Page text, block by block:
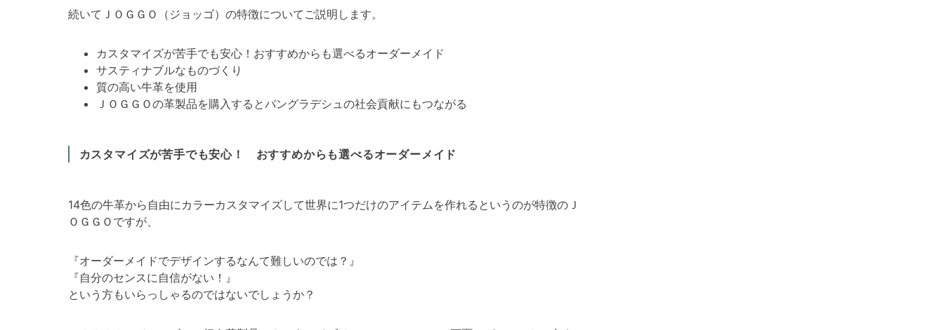
続いてＪＯＧＧＯ（ジョッゴ）の特徴についてご説明します。
カスタマイズが苦手でも安心！おすすめからも選べるオーダーメイド
サスティナブルなものづくり
質の高い牛革を使用
ＪＯＧＧＯの革製品を購入するとバングラデシュの社会貢献にもつながる
カスタマイズが苦手でも安心！ おすすめからも選べるオーダーメイド
14色の牛革から自由にカラーカスタマイズして世界に1つだけのアイテムを作れるというのが特徴のＪ
ＯＧＧＯですが、
『オーダーメイドでデザインするなんて難しいのでは？』
『自分のセンスに自信がない！』
という方もいらっしゃるのではないでしょうか？